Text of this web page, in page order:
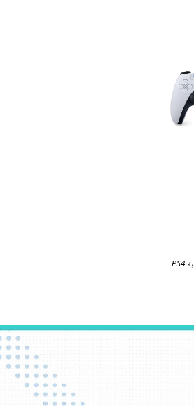
لا تتوافق أقراص Blu-ray مع جهاز PS5 الإصدار الرقمي. إذا كنت تمتلك أقراص Blu-ray لجهاز PS4، فلن تتمكن من استخدامها مع جهاز PS5 الإصدار الرقمي، بما في ذلك استرداد العروض لترقية لعبة PS4